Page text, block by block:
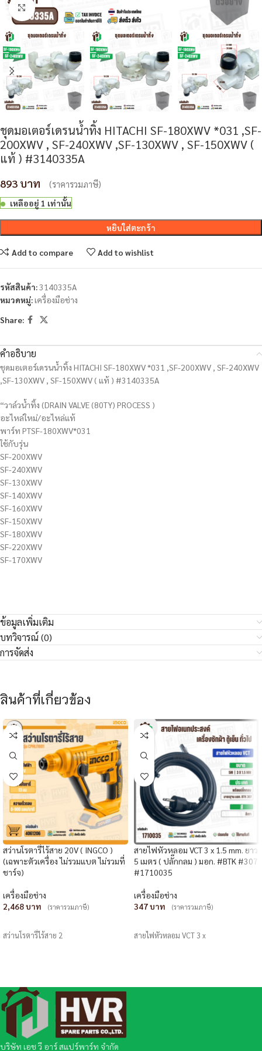
Click to enlarge
ชุดมอเตอร์เดรนน้ำทิ้ง HITACHI SF-180XWV *031 ,SF-
200XWV , SF-240XWV ,SF-130XWV , SF-150XWV (
แท้ ) #3140335A
893 (ราคารวมภาษี)
เหลืออยู่ 1 เท่านั้น
หยิบใส่ตะกร้า
Add to compare Add to wishlist
รหัสสินค้า:3140335A
หมวดหมู่:เครื่องมือช่าง
Share:
คำอธิบาย
ชุดมอเตอร์เดรนน้ำทิ้ง HITACHI SF-180XWV *031 ,SF-200XWV , SF-240XWV
,SF-130XWV , SF-150XWV ( แท้ ) #3140335A
“วาล์วน้ำทิ้ง (DRAIN VALVE (80TY) PROCESS )
อะไหล่ใหม่/อะไหล่แท้
พาร์ท PTSF-180XWV*031
ใช้กับรุ่น
SF-200XWV
SF-240XWV
SF-130XWV
SF-140XWV
SF-160XWV
SF-150XWV
SF-180XWV
SF-220XWV
SF-170XWV
ข้อมูลเพิ่มเติม
บทวิจารณ์ (0)
การจัดส่ง
สินค้าที่เกี่ยวข้อง
สว่านโรตารี่ไร้สาย 20V ( INGCO )
(เฉพาะตัวเครื่อง ไม่รวมแบต ไม่รวมที่
ชาร์จ)
เครื่องมือช่าง
2,468
(ราคารวมภาษี)
สว่านโรตารี่ไร้สาย 2
สายไฟหัวหลอม VCT 3 x 1.5 mm. ยาว
5 เมตร ( ปลั๊กกลม ) มอก. #BTK #307
#1710035
เครื่องมือช่าง
347
(ราคารวมภาษี)
สายไฟหัวหลอม VCT 3 x
บริษัท เอช วี อาร์ สแปร์พาร์ท จำกัด